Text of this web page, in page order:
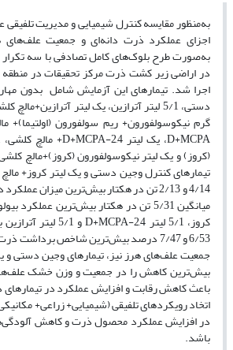
به‌منظور مقایسه کنترل شیمیایی و مدیریت
اجزای عملکرد ذرت دانه‌ای و جمعیت علف‌های
در اراضی زیر کشت ذرت مرکز تحقیقات در
اجرا شد. تیمارهای این آزمایش شامل بدون
(کروز) و یک لیتر نیکوسولفورون (کروز)+مالچ
تیمارهای کنترل وجین دستی و یک لیتر کروز+
4/14 و 2/13 تن در هکتار بیش‌ترین میزان
6/53 و 7/47 درصد بیش‌ترین شاخص برداشت
جمعیت علف‌های هرز نیز، تیمارهای وجین دستی و
بیش‌ترین کاهش را در جمعیت و وزن خشک
باعث کاهش رقابت و افزایش عملکرد در
اتخاد رویکردهای تلفیقی (شیمیایی+ زراعی+
در افزایش عملکرد محصول ذرت و کاهش
باشد.